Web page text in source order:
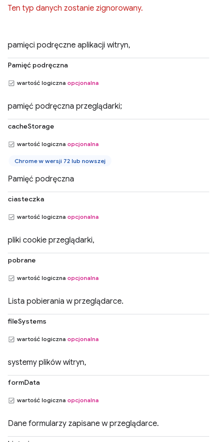
Ten typ danych zostanie zignorowany.
pamięci podręczne aplikacji witryn,
Pamięć podręczna
wartość logiczna opcjonalna
pamięć podręczna przeglądarki;
cacheStorage
wartość logiczna opcjonalna
Chrome w wersji 72 lub nowszej
Pamięć podręczna
ciasteczka
wartość logiczna opcjonalna
pliki cookie przeglądarki,
pobrane
wartość logiczna opcjonalna
Lista pobierania w przeglądarce.
fileSystems
wartość logiczna opcjonalna
systemy plików witryn,
formData
wartość logiczna opcjonalna
Dane formularzy zapisane w przeglądarce.